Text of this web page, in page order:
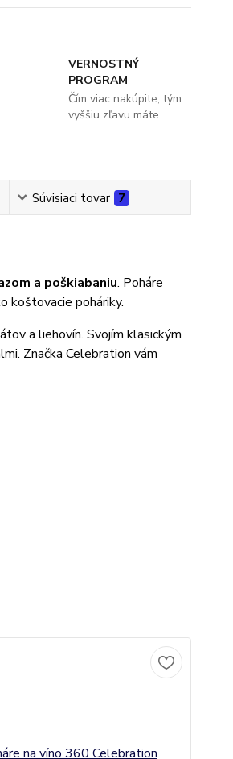
VERNOSTNÝ
PROGRAM
Čím viac nakúpite, tým
vyššiu zľavu máte
Súvisiaci tovar 7
a poškiabaniu. Poháre
koštovacie poháriky.
a liehovín. Svojím klasickým
Značka Celebration vám